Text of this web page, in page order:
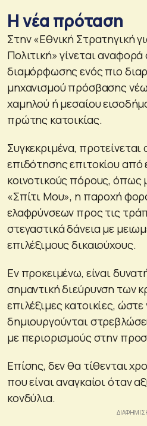
Η νέα πρόταση
Στην «Εθνική Στρατηγική
Πολιτική» γίνεται
διαμόρφωσης ενός πιο
μηχανισμού πρόσβασης
χαμηλού ή μεσαίου
πρώτης κατοικίας.
Συγκεκριμένα,
επιδότησης επιτοκίου από
κοινοτικούς πόρους,
«Σπίτι Μου», η παροχή
ελαφρύνσεων προς τις
στεγαστικά δάνεια με
επιλέξιμους δικαιούχους.
Εν προκειμένω, είναι
σημαντική διεύρυνση των
επιλέξιμες κατοικίες,
δημιουργούνται
με περιορισμούς στην
Επίσης, δεν θα τίθενται
που είναι αναγκαίοι όταν
κονδύλια.